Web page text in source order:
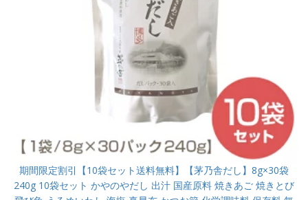
期間限定割引【10袋セット送料無料】【茅乃舎だし】8g×30袋
240g 10袋セット かやのやだし 出汁 国産原料 焼きあご 焼きとび